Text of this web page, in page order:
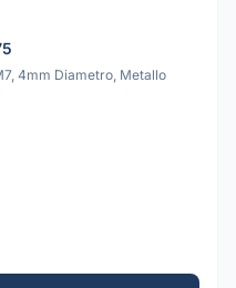
4mm Diametro, Metallo